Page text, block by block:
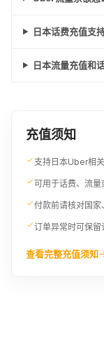
日本话费充值支
日本流量充值和
充值须知
支持日本Uber相关
可用于话费、流量
付款前请核对国家
订单异常时可保留
查看完整充值须知